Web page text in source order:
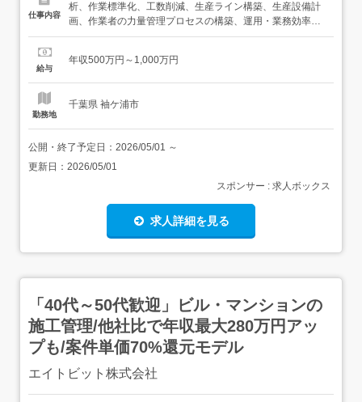
仕事内容
析、作業標準化、工数削減、生産ライン構築、生産設備計
画、作業者の力量管理プロセスの構築、運用・業務効率
化、生産性向上・国内外生産拠点の生産管理プロセスの改
概要・魅力> 空調、プロセス冷却に供する製品、システム
給与
年収500万円～1,000万円
勤務地
千葉県 袖ケ浦市
公開・終了予定日： 2026/05/01 ～
更新日： 2026/05/01
スポンサー : 求人ボックス
求人詳細を見る
「40代～50代歓迎」ビル・マンションの
施工管理/他社比で年収最大280万円アッ
プも/案件単価70%還元モデル
エイトビット株式会社